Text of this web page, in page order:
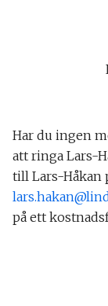
Har du ingen
att ringa Lars-
till Lars-Håkan
på ett